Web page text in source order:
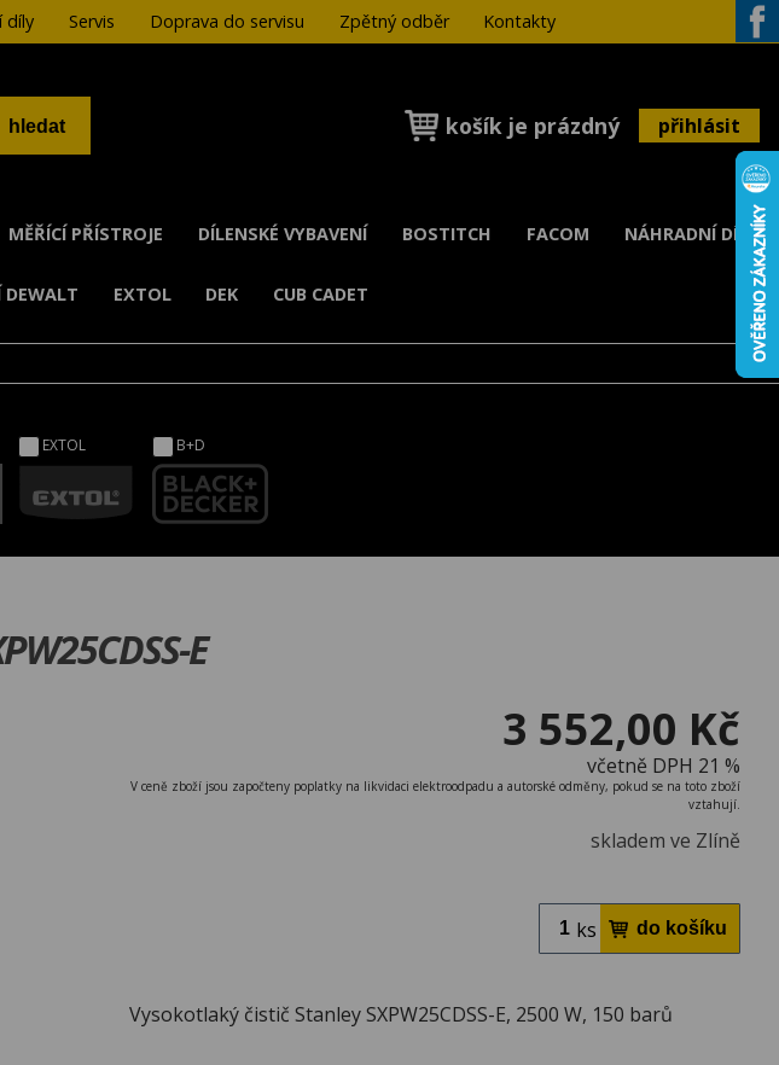
díly Servis Doprava do servisu Zpětný odběr
Kontakty
košík je prázdný přihlásit
MĚŘÍCÍ PŘÍSTROJE DÍLENSKÉ VYBAVENÍ BOSTITCH FACOM NÁHRADNÍ DÍLY
DEWALT EXTOL DEK CUB CADET
EXTOL B+D
E
3 552,00 Kč
včetně DPH 21 %
V ceně zboží jsou započteny poplatky na likvidaci elektroodpadu a autorské odměny, pokud se na toto zboží
vztahují.
skladem ve Zlíně
ks
Vysokotlaký čistič Stanley SXPW25CDSS-E, 2500 W, 150 barů